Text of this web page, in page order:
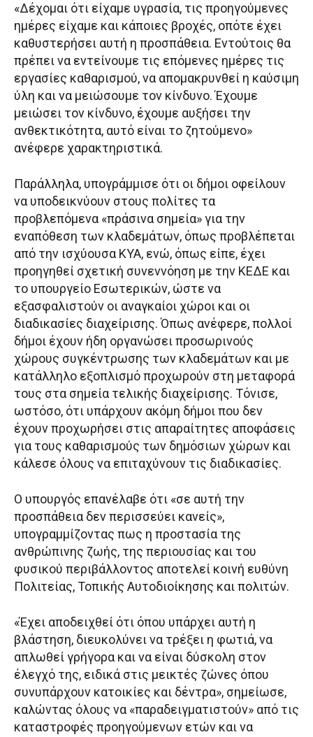
«Δέχομαι ότι είχαμε υγρασία, τις προηγούμενες
ημέρες είχαμε και κάποιες βροχές, οπότε έχει
καθυστερήσει αυτή η προσπάθεια. Εντούτοις θα
πρέπει να εντείνουμε τις επόμενες ημέρες τις
εργασίες καθαρισμού, να απομακρυνθεί η καύσιμη
ύλη και να μειώσουμε τον κίνδυνο. Έχουμε
μειώσει τον κίνδυνο, έχουμε αυξήσει την
ανθεκτικότητα, αυτό είναι το ζητούμενο»
ανέφερε χαρακτηριστικά.
Παράλληλα, υπογράμμισε ότι οι δήμοι οφείλουν
να υποδεικνύουν στους πολίτες τα
προβλεπόμενα «πράσινα σημεία» για την
εναπόθεση των κλαδεμάτων, όπως προβλέπεται
από την ισχύουσα ΚΥΑ, ενώ, όπως είπε, έχει
προηγηθεί σχετική συνεννόηση με την ΚΕΔΕ και
το υπουργείο Εσωτερικών, ώστε να
εξασφαλιστούν οι αναγκαίοι χώροι και οι
διαδικασίες διαχείρισης. Όπως ανέφερε, πολλοί
δήμοι έχουν ήδη οργανώσει προσωρινούς
χώρους συγκέντρωσης των κλαδεμάτων και με
κατάλληλο εξοπλισμό προχωρούν στη μεταφορά
τους στα σημεία τελικής διαχείρισης. Τόνισε,
ωστόσο, ότι υπάρχουν ακόμη δήμοι που δεν
έχουν προχωρήσει στις απαραίτητες αποφάσεις
για τους καθαρισμούς των δημόσιων χώρων και
κάλεσε όλους να επιταχύνουν τις διαδικασίες.
Ο υπουργός επανέλαβε ότι «σε αυτή την
προσπάθεια δεν περισσεύει κανείς»,
υπογραμμίζοντας πως η προστασία της
ανθρώπινης ζωής, της περιουσίας και του
φυσικού περιβάλλοντος αποτελεί κοινή ευθύνη
Πολιτείας, Τοπικής Αυτοδιοίκησης και πολιτών.
«Έχει αποδειχθεί ότι όπου υπάρχει αυτή η
βλάστηση, διευκολύνει να τρέξει η φωτιά, να
απλωθεί γρήγορα και να είναι δύσκολη στον
έλεγχό της, ειδικά στις μεικτές ζώνες όπου
συνυπάρχουν κατοικίες και δέντρα», σημείωσε,
καλώντας όλους να «παραδειγματιστούν» από τις
καταστροφές προηγούμενων ετών και να